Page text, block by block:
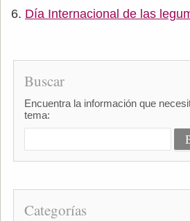
Día Internacional de las
Buscar
Encuentra la información que
tema:
Categorías